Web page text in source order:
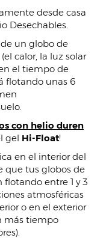
desde casa
Desechables.
un globo de
calor, la luz solar
el tiempo de
flotando unas 6
con helio duren
gel Hi-Float!
en el interior del
que tus globos de
entre 1 y 3
atmosféricas
o en el exterior
más tiempo